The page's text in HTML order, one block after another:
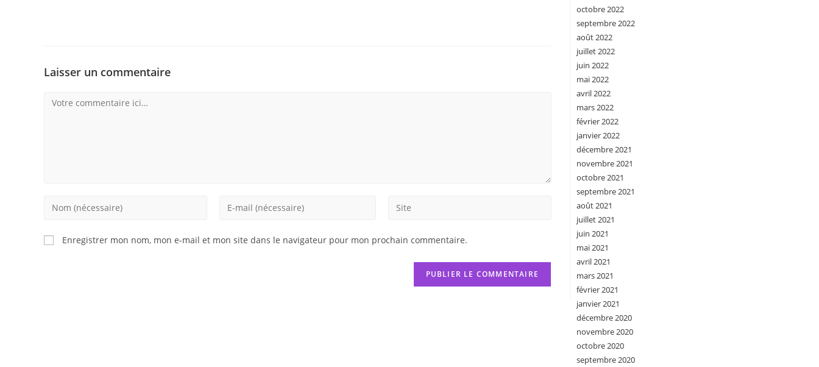
Laisser un commentaire
Comment
Enter
name
or
Enter
Saisir
(facultatif)
Enregistrer mon nom, mon e-mail et mon site dans le navigateur pour mon prochain commentaire.
octobre 2022
septembre 2022
août 2022
juillet 2022
juin 2022
mai 2022
avril 2022
mars 2022
février 2022
janvier 2022
décembre 2021
novembre 2021
octobre 2021
septembre 2021
août 2021
juillet 2021
juin 2021
mai 2021
avril 2021
mars 2021
février 2021
janvier 2021
décembre 2020
novembre 2020
octobre 2020
septembre 2020